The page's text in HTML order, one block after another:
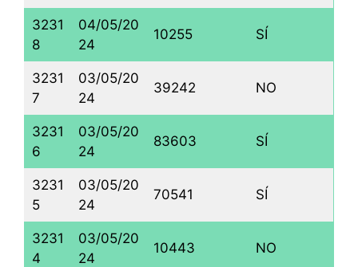
3231
8
04/05/20
24
10255 SÍ
3231
7
03/05/20
24
39242 NO
3231
6
03/05/20
24
83603 SÍ
3231
5
03/05/20
24
70541 SÍ
3231
4
03/05/20
24
10443 NO